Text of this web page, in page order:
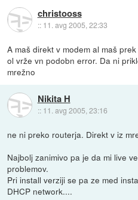
christooss
:: 11. avg 2005, 22:33
A maš direkt v modem al maš
ol vrže vn podobn error. Da ni
mrežno
Nikita H
:: 11. avg 2005, 23:16
ne ni preko routerja. Direkt v iz
Najbolj zanimivo pa je da mi live
problemov.
Pri install verziji se pa ze med
DHCP network....